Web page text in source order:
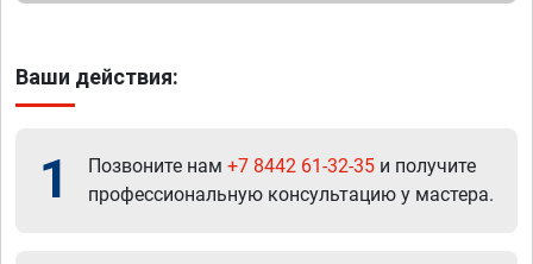
Ваши действия:
1 Позвоните нам +7 8442 61-32-35 и получите
профессиональную консультацию у мастера.